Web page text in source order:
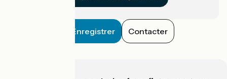
Enregistrer Contacter